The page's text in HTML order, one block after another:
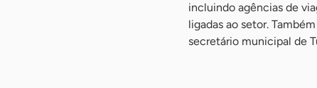
incluindo agências de
ligadas ao setor.
secretário municipal de